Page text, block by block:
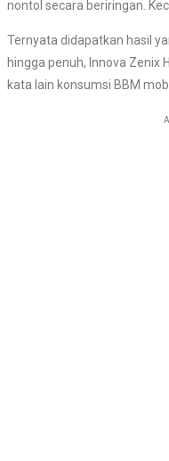
nontol secara beriringan.
Ternyata didapatkan hasil
hingga penuh, Innova Zenix
kata lain konsumsi BBM